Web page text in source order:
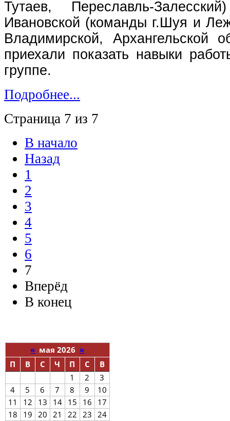
Тутаев, Переславль-
Ивановской (команды г.Шуя и
Владимирской, Архангельской
приехали показать навыки
группе.
Подробнее...
Страница 7 из 7
В начало
Назад
1
2
3
4
5
6
7
Вперёд
В конец
« мая 2026 »
П
В С Ч П С
В
1
2
3
4
5 6 7 8 9
10
11
12 13 14 15 16
17
18
19 20 21 22 23 24